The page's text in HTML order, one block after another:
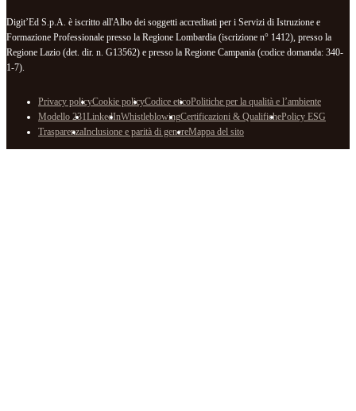
Digit’Ed S.p.A. è iscritto all'Albo dei soggetti accreditati per i Servizi di Istruzione e
Formazione Professionale presso la Regione Lombardia (iscrizione n° 1412), presso la
Regione Lazio (det. dir. n. G13562) e presso la Regione Campania (codice domanda: 340-
1-7).
Privacy policyCookie policyCodice eticoPolitiche per la qualità e l’ambiente
Modello 231LinkedInWhistleblowingCertificazioni & QualifichePolicy ESG
TrasparenzaInclusione e parità di genereMappa del sito